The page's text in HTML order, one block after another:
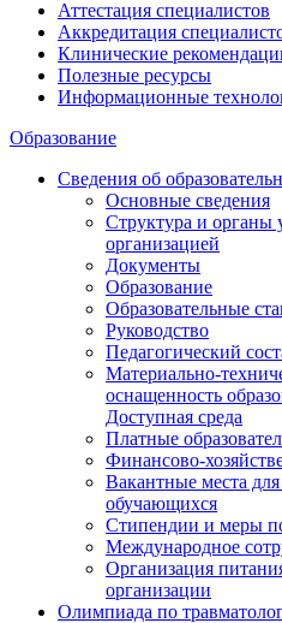
Аттестация специалистов
Аккредитация
Клинические
Полезные ресурсы
Информационные
Образование
Сведения об
Основные сведения
Структура и органы
организацией
Документы
Образование
Образовательные
Руководство
Педагогический
Материально-
оснащенность
Доступная среда
Платные
Финансово-
Вакантные места
обучающихся
Стипендии и меры
Международное
Организация
организации
Олимпиада по